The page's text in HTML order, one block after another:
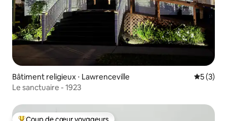
Bâtiment religieux ⋅ Lawrenceville
5 (3)
Le sanctuaire - 1923